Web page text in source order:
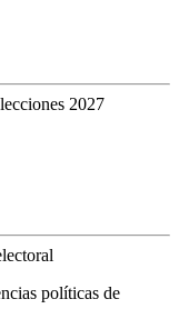
2027
políticas de